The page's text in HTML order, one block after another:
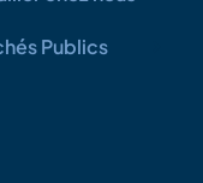
Publics